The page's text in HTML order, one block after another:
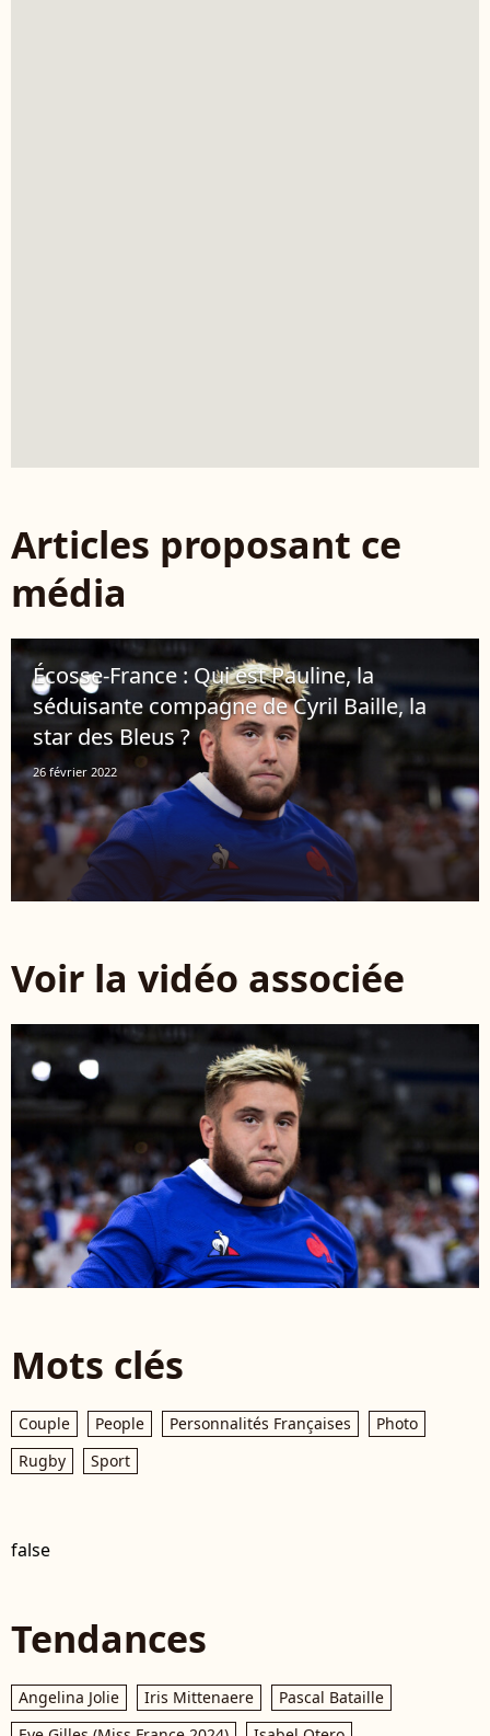
Articles proposant ce
média
Écosse-France : Qui est Pauline, la
séduisante compagne de Cyril Baille, la
star des Bleus ?
26 février 2022
Voir la vidéo associée
Mots clés
Couple People Personnalités Françaises
Photo
Rugby
Sport
false
Tendances
Angelina Jolie Iris Mittenaere
Pascal Bataille